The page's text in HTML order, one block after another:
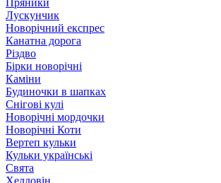
Пряники
Лускунчик
Новорічний експрес
Канатна дорога
Різдво
Бірки новорічні
Каміни
Будиночки в шапках
Снігові кулі
Новорічні мордочки
Новорічні Коти
Вертеп кульки
Кульки українські
Свята